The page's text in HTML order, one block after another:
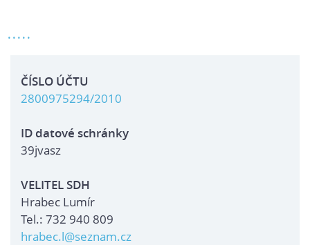
.....
ČÍSLO ÚČTU
2800975294/2010
ID datové schránky
39jvasz
VELITEL SDH
Hrabec Lumír
Tel.: 732 940 809
hrabec.l@seznam.cz